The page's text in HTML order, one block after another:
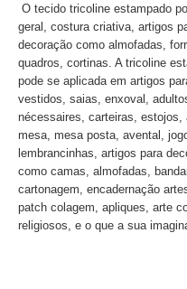
O tecido tricoline estampado
geral, costura criativa, artigos
decoração como almofadas,
quadros, cortinas. A tricoline
pode se aplicada em artigos
vestidos, saias, enxoval,
nécessaires, carteiras,
mesa, mesa posta, avental,
lembrancinhas, artigos para
como camas, almofadas,
cartonagem, encadernação
patch colagem, apliques, arte
religiosos, e o que a sua